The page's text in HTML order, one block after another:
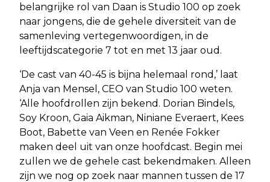
belangrijke rol van Daan is Studio 100 op zoek
naar jongens, die de gehele diversiteit van de
samenleving vertegenwoordigen, in de
leeftijdscategorie 7 tot en met 13 jaar oud.
‘De cast van 40-45 is bijna helemaal rond,’ laat
Anja van Mensel, CEO van Studio 100 weten.
‘Alle hoofdrollen zijn bekend. Dorian Bindels,
Soy Kroon, Gaia Aikman, Niniane Everaert, Kees
Boot, Babette van Veen en Renée Fokker
maken deel uit van onze hoofdcast. Begin mei
zullen we de gehele cast bekendmaken. Alleen
zijn we nog op zoek naar mannen tussen de 17